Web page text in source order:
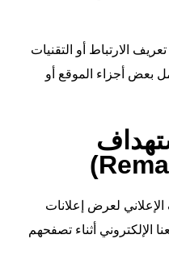
الارتباط أو التقنيات
بعض أجزاء الموقع أو
لعرض إعلانات
الإلكتروني أثناء تصفحهم